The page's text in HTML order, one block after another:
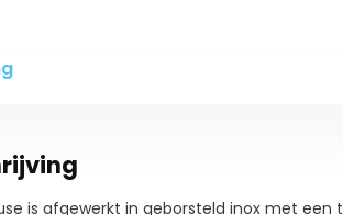
is afgewerkt in geborsteld inox met een